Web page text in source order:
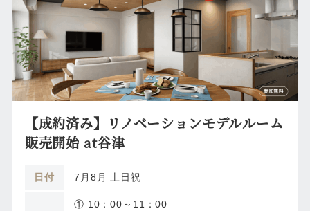
【成約済み】リノベーションモデルルーム
販売開始 at谷津
日付 7月8月 土日祝
① 10：00～11：00